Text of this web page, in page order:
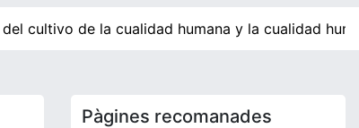
cultivo de la cualidad humana y la cualidad
Pàgines recomanades